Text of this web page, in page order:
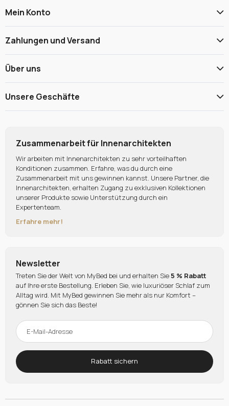
Mein Konto
Zahlungen und Versand
Über uns
Unsere Geschäfte
Zusammenarbeit für Innenarchitekten
Wir arbeiten mit Innenarchitekten zu sehr vorteilhaften
Konditionen zusammen. Erfahre, was du durch eine
Zusammenarbeit mit uns gewinnen kannst. Unsere Partner, die
Innenarchitekten, erhalten Zugang zu exklusiven Kollektionen
unserer Produkte sowie Unterstützung durch ein
Expertenteam.
Erfahre mehr!
Newsletter
Treten Sie der Welt von MyBed bei und erhalten Sie5 % Rabatt
auf Ihre erste Bestellung. Erleben Sie, wie luxuriöser Schlaf zum
Alltag wird. Mit MyBed gewinnen Sie mehr als nur Komfort –
gönnen Sie sich das Beste!
Rabatt sichern